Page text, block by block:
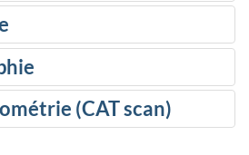
(CAT scan)